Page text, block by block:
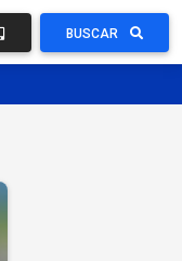
BUSCAR